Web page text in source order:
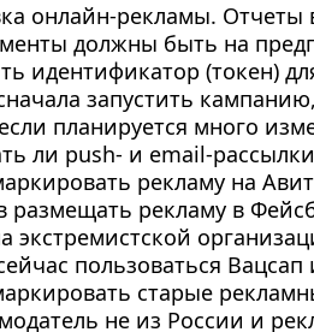
онлайн-рекламы. Отчеты
должны быть на
идентификатор (токен)
запустить
планируется много
ли push- и email-
рекламу на
размещать рекламу в
экстремистской
пользоваться Вацсап
старые
не из России и